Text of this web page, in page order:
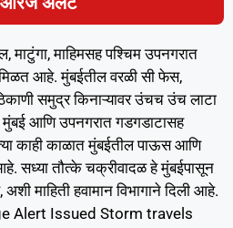
माटुंगा, माहिमसह पश्चिम उपनगरात
मिळत आहे. मुंबईतील वरळी सी फेस,
समुद्र किनाऱ्यावर उंचच उंच लाटा
आणि उपनगरात गडगडाटासह
काही काळात मुंबईतील पाऊस आणि
सध्या तौत्के चक्रीवादळ हे मुंबईपासून
माहिती हवामान विभागाने दिली आहे.
Alert Issued Storm travels